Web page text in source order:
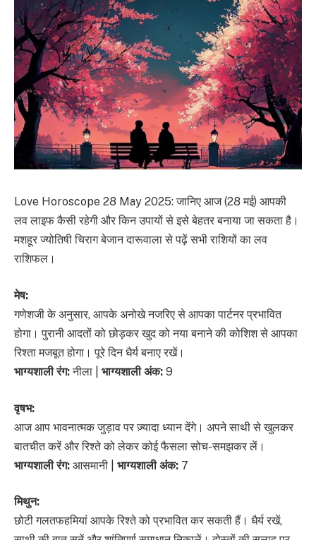
Love Horoscope 28 May 2025: जानिए आज (28 मई) आपकी
लव लाइफ कैसी रहेगी और किन उपायों से इसे बेहतर बनाया जा सकता है।
मशहूर ज्योतिषी चिराग बेजान दारूवाला से पढ़ें सभी राशियों का लव
राशिफल।
मेष:
गणेशजी के अनुसार, आपके अनोखे नजरिए से आपका पार्टनर प्रभावित
होगा। पुरानी आदतों को छोड़कर खुद को नया बनाने की कोशिश से आपका
रिश्ता मजबूत होगा। पूरे दिन धैर्य बनाए रखें।
भाग्यशाली रंग:नीला | भाग्यशाली अंक: 9
वृषभ:
आज आप भावनात्मक जुड़ाव पर ज़्यादा ध्यान देंगे। अपने साथी से खुलकर
बातचीत करें और रिश्ते को लेकर कोई फैसला सोच-समझकर लें।
भाग्यशाली रंग: आसमानी | भाग्यशाली अंक: 7
मिथुन:
छोटी गलतफहमियां आपके रिश्ते को प्रभावित कर सकती हैं। धैर्य रखें,